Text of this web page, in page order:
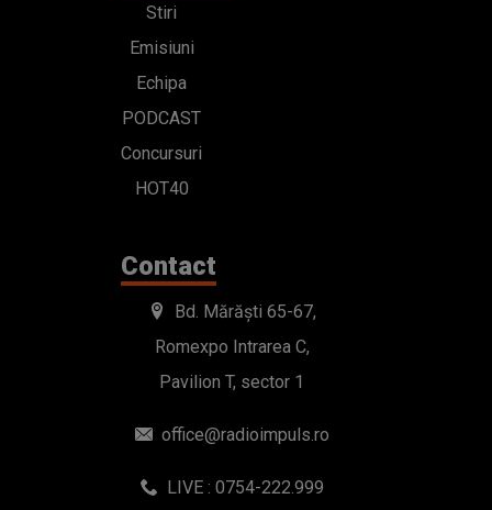
Stiri
Emisiuni
Echipa
PODCAST
Concursuri
HOT40
Contact
Bd. Mărăști 65-67,
Romexpo Intrarea C,
Pavilion T, sector 1
office@radioimpuls.ro
LIVE : 0754-222.999